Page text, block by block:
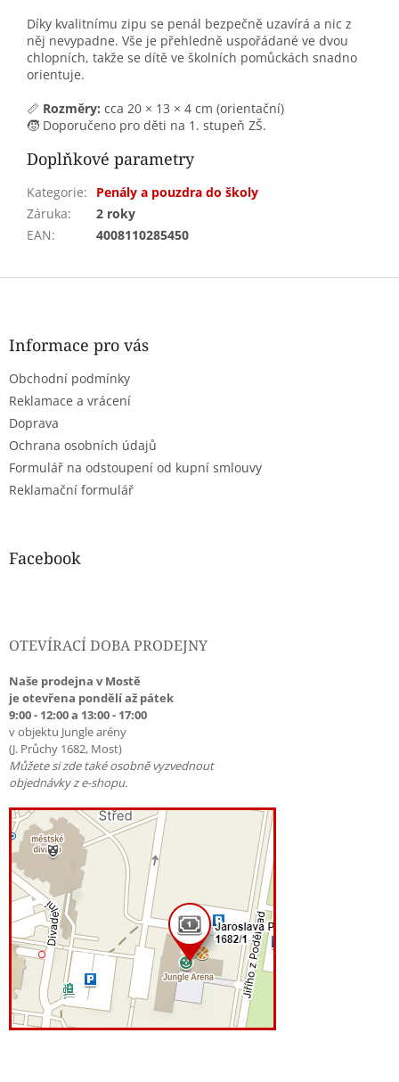
Díky kvalitnímu zipu se penál bezpečně uzavírá a nic z
něj nevypadne. Vše je přehledně uspořádané ve dvou
chlopních, takže se dítě ve školních pomůckách snadno
orientuje.
📏 Rozměry: cca 20 × 13 × 4 cm (orientační)
🧒 Doporučeno pro děti na 1. stupeň ZŠ.
Doplňkové parametry
Kategorie:
Penály a pouzdra do školy
Záruka:
2 roky
EAN: 4008110285450
Z
Informace pro vás
Obchodní podmínky
Reklamace a vrácení
Doprava
Ochrana osobních údajů
Formulář na odstoupení od kupní smlouvy
Reklamační formulář
Facebook
OTEVÍRACÍ DOBA PRODEJNY
Naše prodejna v Mostě
je otevřena pondělí až pátek
9:00 - 12:00 a 13:00 - 17:00
v objektu Jungle arény
(J. Průchy 1682, Most)
Můžete si zde také osobně vyzvednout
objednávky z e-shopu.